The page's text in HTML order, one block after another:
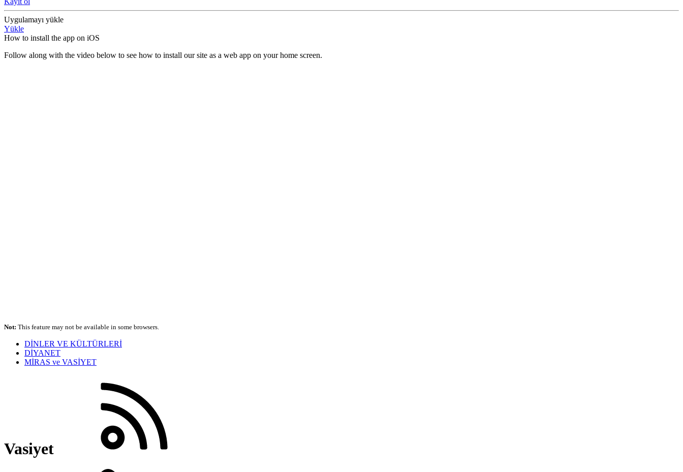
Uygulamayı yükle
Yükle
How to install the app on iOS
Follow along with the video below to see how to install our site as a web app on your home screen.
Not: This feature may not be available in some browsers.
DİNLER VE KÜLTÜRLERİ
DİYANET
MİRAS ve VASİYET
Vasiyet